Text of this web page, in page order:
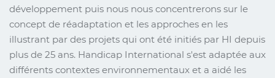
développement puis nous nous concentrerons sur le
concept de réadaptation et les approches en les
illustrant par des projets qui ont été initiés par HI depuis
plus de 25 ans. Handicap International s'est adaptée aux
différents contextes environnementaux et a aidé les